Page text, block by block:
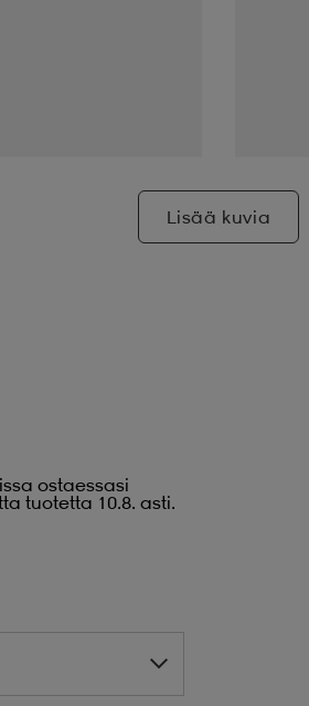
Lisää kuvia
ostaessasi
tuotetta 10.8. asti.